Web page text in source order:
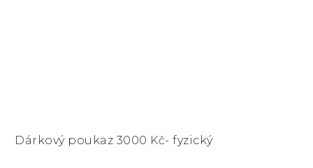
Dárkový poukaz 3000 Kč- fyzický